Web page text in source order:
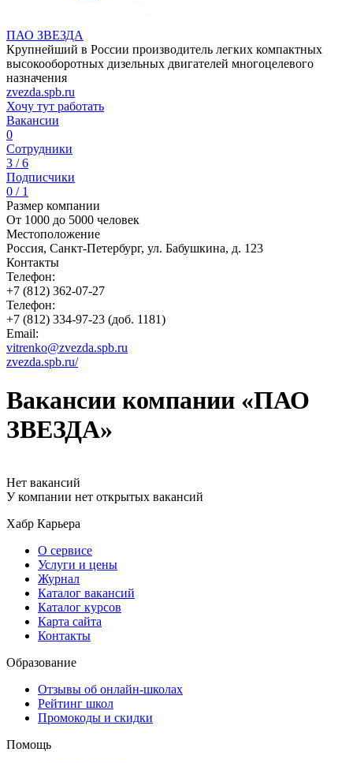
ПАО ЗВЕЗДА
Крупнейший в России производитель легких компактных
высокооборотных дизельных двигателей многоцелевого
назначения
zvezda.spb.ru
Хочу тут работать
Вакансии
0
Сотрудники
3 / 6
Подписчики
0 / 1
Размер компании
От 1000 до 5000 человек
Местоположение
Россия, Санкт-Петербург, ул. Бабушкина, д. 123
Контакты
Телефон:
+7 (812) 362-07-27
Телефон:
+7 (812) 334-97-23 (доб. 1181)
Email:
vitrenko@zvezda.spb.ru
zvezda.spb.ru/
Вакансии компании «ПАО
ЗВЕЗДА»
Нет вакансий
У компании нет открытых вакансий
Хабр Карьера
О сервисе
Услуги и цены
Журнал
Каталог вакансий
Каталог курсов
Карта сайта
Контакты
Образование
Отзывы об онлайн-школах
Рейтинг школ
Промокоды и скидки
Помощь